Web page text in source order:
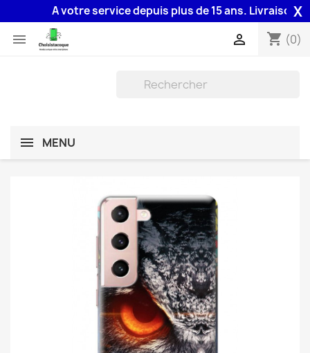
A votre service depuis plus de 15 ans. Livraison 48H
X
 shopping_cart (0)

MENU